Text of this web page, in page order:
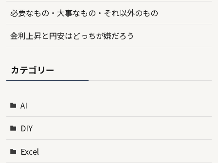
必要なもの・大事なもの・それ以外のもの
金利上昇と円安はどっちが嫌だろう
カテゴリー
AI
DIY
Excel